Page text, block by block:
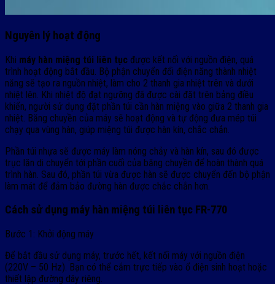
Nguyên lý hoạt động
Khi máy hàn miệng túi liên tục được kết nối với nguồn điện, quá
trình hoạt động bắt đầu. Bộ phận chuyển đổi điện năng thành nhiệt
năng sẽ tạo ra nguồn nhiệt, làm cho 2 thanh gia nhiệt trên và dưới
nhiệt lên. Khi nhiệt độ đạt ngưỡng đã được cài đặt trên bảng điều
khiển, người sử dụng đặt phần túi cần hàn miệng vào giữa 2 thanh gia
nhiệt. Băng chuyền của máy sẽ hoạt động và tự động đưa mép túi
chạy qua vùng hàn, giúp miệng túi được hàn kín, chắc chắn.
Phần túi nhựa sẽ được máy làm nóng chảy và hàn kín, sau đó được
trục lăn di chuyển tới phần cuối của băng chuyền để hoàn thành quá
trình hàn. Sau đó, phần túi vừa được hàn sẽ được chuyển đến bộ phận
làm mát để đảm bảo đường hàn được chắc chắn hơn.
Cách sử dụng máy hàn miệng túi liên tục FR-770
Bước 1: Khởi động máy
Để bắt đầu sử dụng máy, trước hết, kết nối máy với nguồn điện
(220V – 50 Hz). Bạn có thể cắm trực tiếp vào ổ điện sinh hoạt hoặc
thiết lập đường dây riêng.